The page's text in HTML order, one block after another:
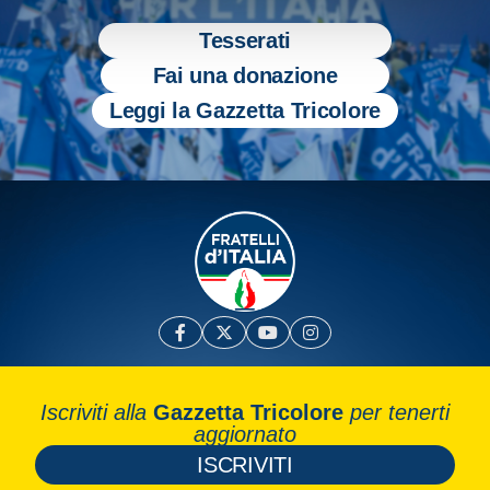
Tesserati
Fai una donazione
Leggi la Gazzetta Tricolore
Iscriviti alla Gazzetta Tricolore per tenerti
aggiornato
ISCRIVITI